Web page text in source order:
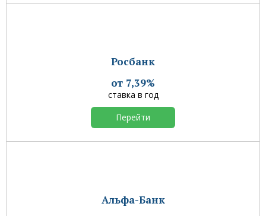
Росбанк
от 7,39%
ставка в год
Перейти
Альфа-Банк